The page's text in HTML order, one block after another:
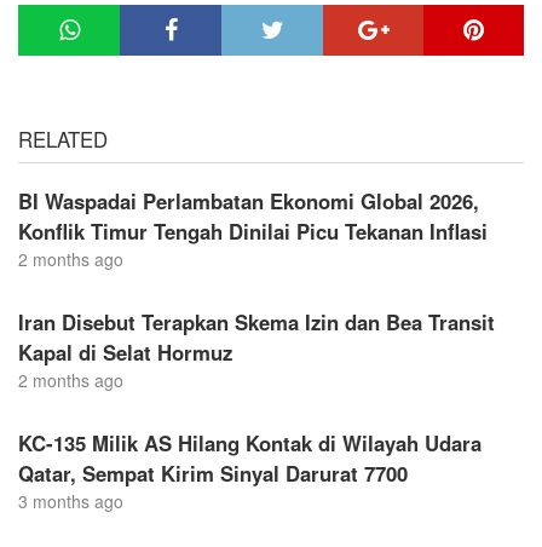
RELATED
BI Waspadai Perlambatan Ekonomi Global 2026,
Konflik Timur Tengah Dinilai Picu Tekanan Inflasi
2 months ago
Iran Disebut Terapkan Skema Izin dan Bea Transit
Kapal di Selat Hormuz
2 months ago
KC-135 Milik AS Hilang Kontak di Wilayah Udara
Qatar, Sempat Kirim Sinyal Darurat 7700
3 months ago